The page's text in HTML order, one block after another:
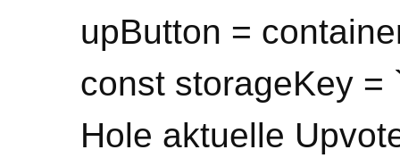
upButton =
const storageKey =
Hole aktuelle